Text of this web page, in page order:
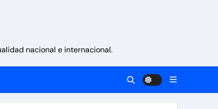
nacional e internacional.